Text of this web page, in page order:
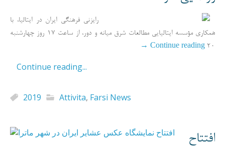
رایزنی فرهنگی ایران در ایتالیا، با
همکاری مؤسسه ایتالیایی مطالعات شرق میانه و دور، از ساعت 17 روز چهارشنبه
20
Continue reading
→
Continue reading...
2019 Attivita, Farsi News
افتتاح